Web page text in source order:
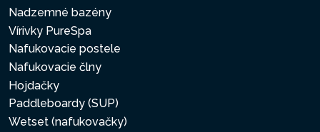
Nadzemné bazény
Vírivky PureSpa
Nafukovacie postele
Nafukovacie člny
Hojdačky
Paddleboardy (SUP)
Wetset (nafukovačky)